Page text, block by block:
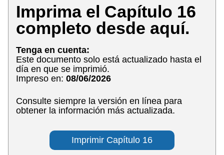
Imprima el Capítulo 16
completo desde aquí.
Tenga en cuenta:
Este documento solo está actualizado hasta el
día en que se imprimió.
Impreso en: 08/06/2026
Consulte siempre la versión en línea para
obtener la información más actualizada.
Imprimir Capítulo 16